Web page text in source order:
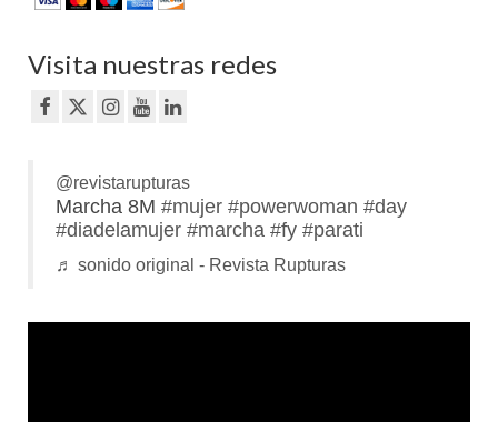
Visita nuestras redes
@revistarupturas
Marcha 8M #mujer #powerwoman #day
#diadelamujer #marcha #fy #parati
♬ sonido original - Revista Rupturas